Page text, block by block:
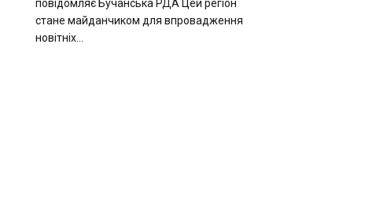
повідомляє Бучанська РДА Цей регіон
стане майданчиком для впровадження
новітніх...